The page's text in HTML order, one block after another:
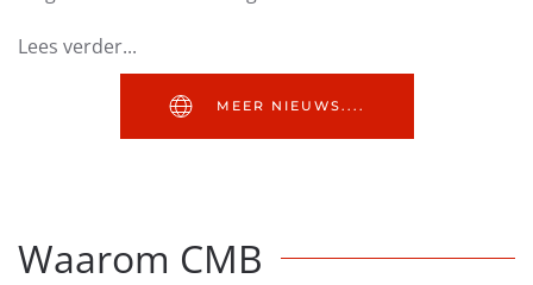
Lees verder...
MEER NIEUWS....
Waarom CMB